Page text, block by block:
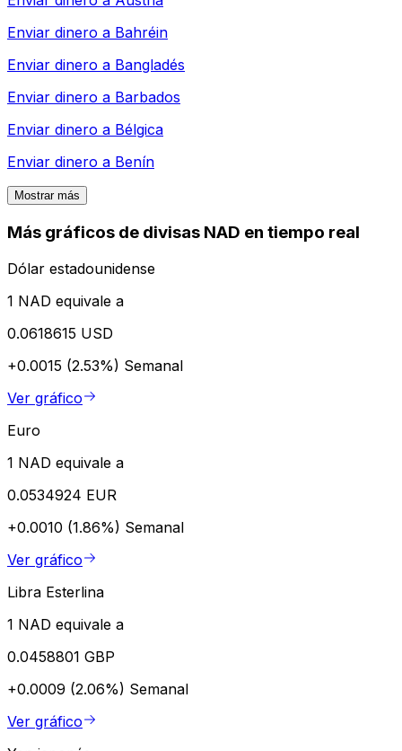
Enviar dinero a Bahréin
Enviar dinero a Bangladés
Enviar dinero a Barbados
Enviar dinero a Bélgica
Enviar dinero a Benín
Mostrar más
Más gráficos de divisas NAD en tiempo real
Dólar estadounidense
1 NAD equivale a
0.0618615 USD
+0.0015 (2.53%) Semanal
Ver gráfico
Euro
1 NAD equivale a
0.0534924 EUR
+0.0010 (1.86%) Semanal
Ver gráfico
Libra Esterlina
1 NAD equivale a
0.0458801 GBP
+0.0009 (2.06%) Semanal
Ver gráfico